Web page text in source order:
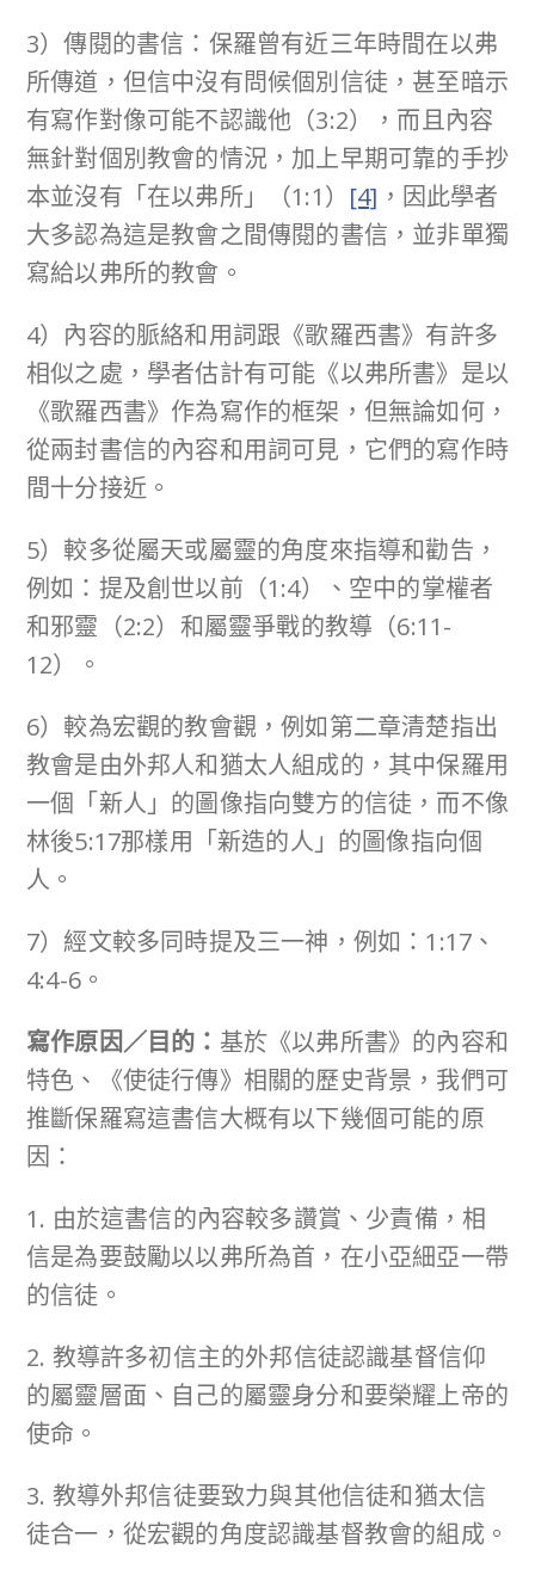
3）傳閱的書信：保羅曾有近三年時間在以弗
所傳道，但信中沒有問候個別信徒，甚至暗示
有寫作對像可能不認識他（3:2），而且內容
無針對個別教會的情況，加上早期可靠的手抄
本並沒有「在以弗所」（1:1） [4] ，因此學者
大多認為這是教會之間傳閱的書信，並非單獨
寫給以弗所的教會。
4）內容的脈絡和用詞跟《歌羅西書》有許多
相似之處，學者估計有可能《以弗所書》是以
《歌羅西書》作為寫作的框架，但無論如何，
從兩封書信的內容和用詞可見，它們的寫作時
間十分接近。
5）較多從屬天或屬靈的角度來指導和勸告，
例如：提及創世以前（1:4）、空中的掌權者
和邪靈（2:2）和屬靈爭戰的教導（6:11-
12）。
6）較為宏觀的教會觀，例如第二章清楚指出
教會是由外邦人和猶太人組成的，其中保羅用
一個「新人」的圖像指向雙方的信徒，而不像
林後5:17那樣用「新造的人」的圖像指向個
人。
7）經文較多同時提及三一神，例如：1:17、
4:4-6。
寫作原因／目的： 基於《以弗所書》的內容和
特色、《使徒行傳》相關的歷史背景，我們可
推斷保羅寫這書信大概有以下幾個可能的原
因：
1. 由於這書信的內容較多讚賞、少責備，相
信是為要鼓勵以以弗所為首，在小亞細亞一帶
的信徒。
2. 教導許多初信主的外邦信徒認識基督信仰
的屬靈層面、自己的屬靈身分和要榮耀上帝的
使命。
3. 教導外邦信徒要致力與其他信徒和猶太信
徒合一，從宏觀的角度認識基督教會的組成。